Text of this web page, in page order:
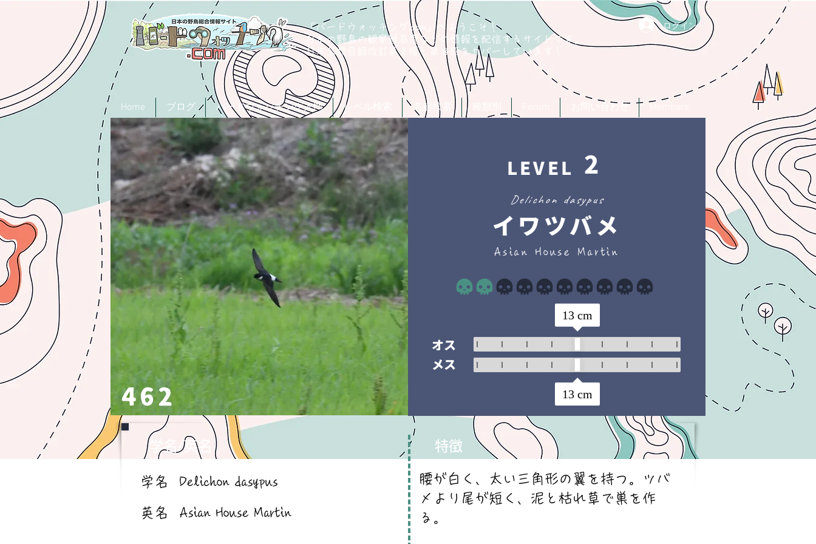
「バードウォッチング.com」へようこそ！
日本の野鳥の観察難易度などの情報を配信するサイトです。
​日本鳥類目録改訂第７版と第８版をカバーしています！
ログイン
Home ブログ バードウォッチング入門 レベル検索 名前検索 お問い合わせ
462
2
LEVEL
Delichon dasypus
イワツバメ
Asian House Martin
平均評価 2 /5 まだ評価はありません
オス
メス
13cm
13cm
学名/英名
学名 Delichon dasypus
英名 Asian House Martin
特徴
腰が白く、太い三角形の翼を持つ。ツバ
メより尾が短く、泥と枯れ草で巣を作
る。